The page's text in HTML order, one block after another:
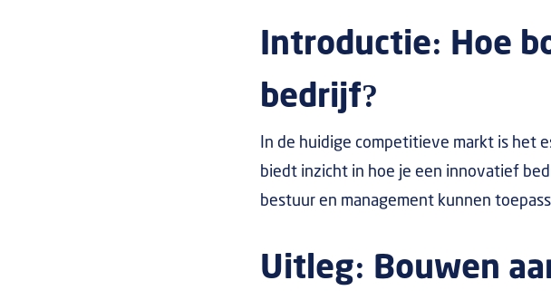
Introductie: Hoe
bedrijf?
In de huidige competitieve markt is het
biedt inzicht in hoe je een innovatief
bestuur en management kunnen
Uitleg: Bouwen